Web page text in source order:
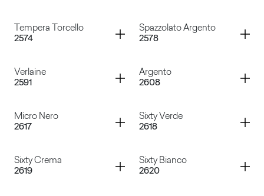
Tempera Torcello
2574
Container
Spazzolato Argento
2578
Container
Verlaine
2591
Container
Argento
2608
Container
Micro Nero
2617
Container
Sixty Verde
2618
Container
Sixty Crema
2619
Container
Sixty Bianco
2620
Container